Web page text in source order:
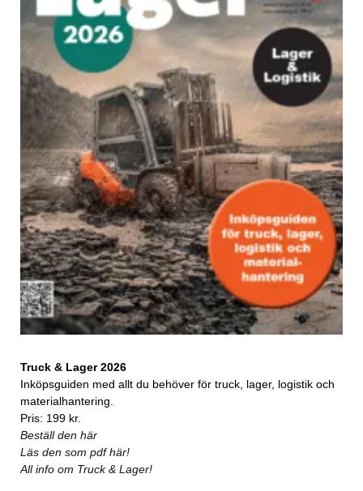
Truck & Lager 2026
Inköpsguiden med allt du behöver för truck, lager, logistik och
materialhantering.
Pris: 199 kr.
Beställ den här
Läs den som pdf här!
All info om Truck & Lager!